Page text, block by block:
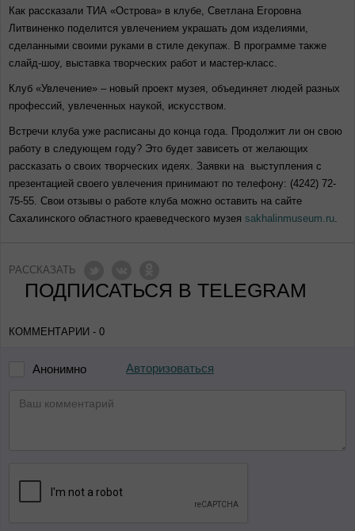
Как рассказали ТИА «Острова» в клубе, Светлана Егоровна
Литвиненко поделится увлечением украшать дом изделиями,
сделанными своими руками в стиле декупаж. В программе также
слайд-шоу, выставка творческих работ и мастер-класс.
Клуб «Увлечение» – новый проект музея, объединяет людей разных
профессий, увлеченных наукой, искусством.
Встречи клуба уже расписаны до конца года. Продолжит ли он свою
работу в следующем году? Это будет зависеть от желающих
рассказать о своих творческих идеях. Заявки на выступления с
презентацией своего увлечения принимают по телефону: (4242) 72-
75-55. Свои отзывы о работе клуба можно оставить на сайте
Сахалинского областного краеведческого музея sakhalinmuseum.ru.
РАССКАЗАТЬ
ПОДПИСАТЬСЯ В TELEGRAM
КОММЕНТАРИИ - 0
Анонимно Авторизоваться